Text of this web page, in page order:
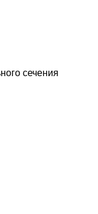
сечения